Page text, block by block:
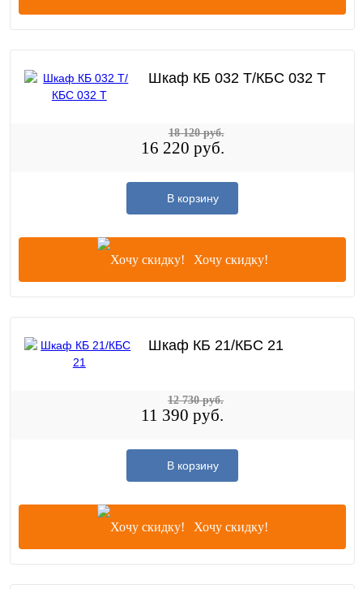
Шкаф КБ 032 Т/КБС 032 Т
16 220 руб.
18 120 руб.
В корзину
Хочу скидку!
Шкаф КБ 21/КБС 21
11 390 руб.
12 730 руб.
В корзину
Хочу скидку!